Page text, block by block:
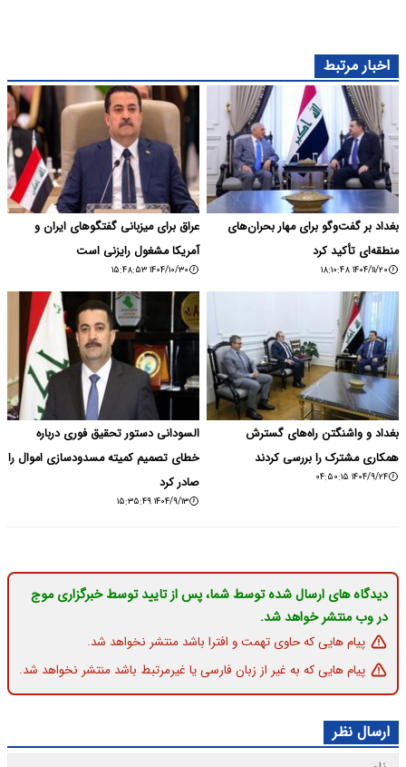
اخبار مرتبط
بغداد بر گفت‌وگو برای مهار بحران‌های
منطقه‌ای تأکید کرد
۱۴۰۴/۱۱/۲۰ ۱۸:۱۰:۴۸
عراق برای میزبانی گفتگوهای ایران و
آمریکا مشغول رایزنی است
۱۴۰۴/۱۰/۳۰ ۱۵:۴۸:۵۳
بغداد و واشنگتن راه‌های گسترش
همکاری مشترک را بررسی کردند
۱۴۰۴/۹/۲۴ ۰۴:۵۰:۱۵
السودانی دستور تحقیق فوری درباره
خطای تصمیم کمیته مسدودسازی اموال را
صادر کرد
۱۴۰۴/۹/۱۳ ۱۵:۳۵:۴۹
دیدگاه های ارسال شده توسط شما، پس از تایید توسط خبرگزاری موج
در وب منتشر خواهد شد.
پیام هایی که حاوی تهمت و افترا باشد منتشر نخواهد شد.
پیام هایی که به غیر از زبان فارسی یا غیرمرتبط باشد منتشر نخواهد شد.
ارسال نظر